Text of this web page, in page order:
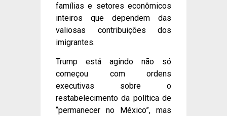
famílias e setores econômicos
inteiros que dependem das
valiosas contribuições dos
imigrantes.
Trump está agindo não só
começou com ordens
executivas sobre o
restabelecimento da política de
“permanecer no México”, mas